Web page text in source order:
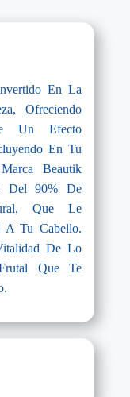
En La
Ofreciendo
Un Efecto
En Tu
Beautik
Del 90% De
Que Le
A Tu Cabello.
De Lo
Que Te